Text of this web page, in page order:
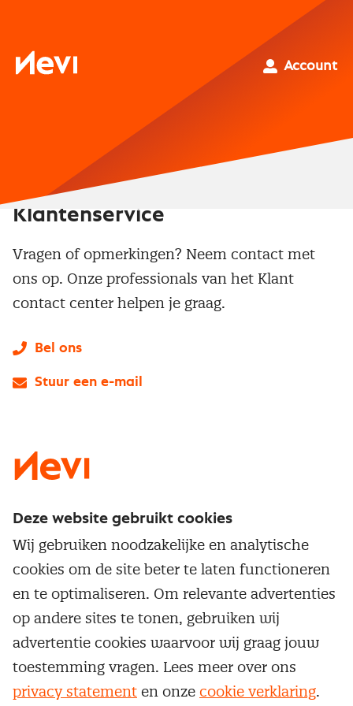
Nevi
Account
Service & contact
Over inkoop
Netwerk en communities
Aanmelden nieuwsbrief
Word lid van Nevi
Populaire thema's
Aanbesteden
Contractmanagement
Kostenmanagement
Onderhandelen
Opleidingen en trainingen
Trainingen
Opleidingen
Klantenservice
Vragen of opmerkingen? Neem contact met
ons op. Onze professionals van het Klant
contact center helpen je graag.
Bel ons
Stuur een e-mail
Cookievoorkeuren beherenOnzealgemene
Deze website gebruikt cookies
Wij gebruiken noodzakelijke en analytische
cookies om de site beter te laten functioneren
en te optimaliseren. Om relevante advertenties
op andere sites te tonen, gebruiken wij
advertentie cookies waarvoor wij graag jouw
toestemming vragen. Lees meer over ons
privacy statement en onze cookie verklaring.